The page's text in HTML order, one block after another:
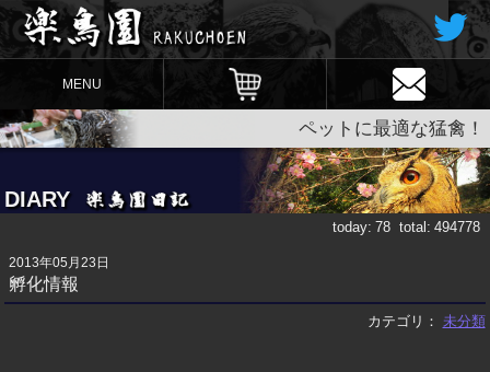
MENU
ペットに最適な猛禽！
DIARY
today: 78 total: 494778
2013年05月23日
孵化情報
カテゴリ： 未分類